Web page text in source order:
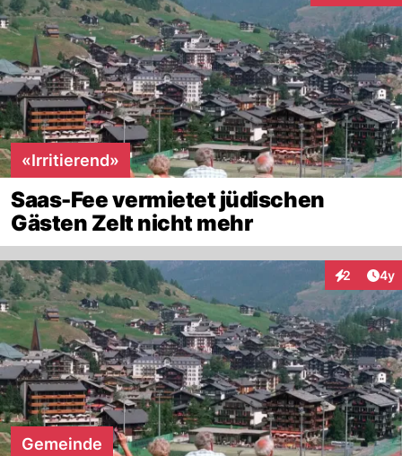
«Irritierend»
Saas-Fee vermietet jüdischen
Gästen Zelt nicht mehr
2 4y
Gemeinde